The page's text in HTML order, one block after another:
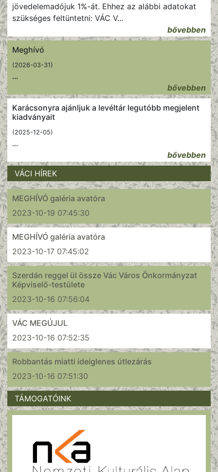
jövedelemadójuk 1%-át. Ehhez az alábbi adatokat
szükséges feltüntetni: VÁC V...
bővebben
Meghívó
(2026-03-31)
...
bővebben
Karácsonyra ajánljuk a levéltár legutóbb megjelent
kiadványait
(2025-12-05)
...
bővebben
VÁCI HÍREK
MEGHÍVÓ galéria avatóra
2023-10-19 07:45:30
MEGHÍVÓ galéria avatóra
2023-10-17 07:45:02
Szerdán reggel ül össze Vác Város Önkormányzat
Képviselő-testülete
2023-10-16 07:56:04
VÁC MEGÚJUL
2023-10-16 07:52:35
Robbantás miatti ideiglenes útlezárás
2023-10-16 07:51:30
TÁMOGATÓINK